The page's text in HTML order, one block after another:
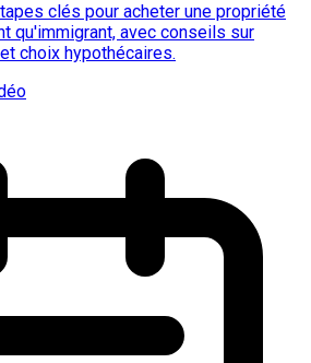
clés pour acheter une propriété
qu'immigrant, avec conseils sur
choix hypothécaires.